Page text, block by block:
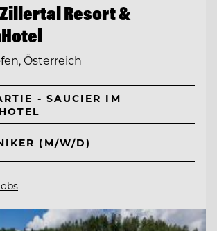
Resort &
Österreich
IM
(M/W/D)